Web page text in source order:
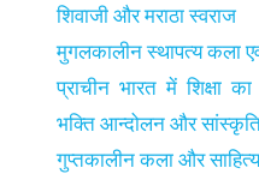
शिवाजी और मराठा स्वराज
मुगलकालीन स्थापत्य कला
प्राचीन भारत में शिक्षा
भक्ति आन्दोलन और
गुप्तकालीन कला और साहित्य